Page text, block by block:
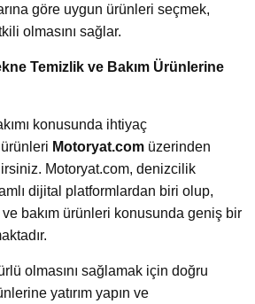
göre uygun ürünleri seçmek,
olmasını sağlar.
Temizlik ve Bakım Ürünlerine
konusunda ihtiyaç
Motoryat.com üzerinden
Motoryat.com, denizcilik
dijital platformlardan biri olup,
bakım ürünleri konusunda geniş bir
olmasını sağlamak için doğru
yatırım yapın ve